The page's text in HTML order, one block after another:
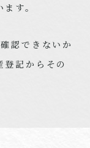
す。
認できないか
記からその